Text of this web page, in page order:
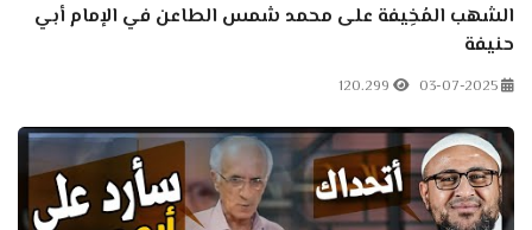
الشهب المُخِيفة على محمد شمس الطاعن في الإمام أبي
حنيفة
03-07-2025
120.299